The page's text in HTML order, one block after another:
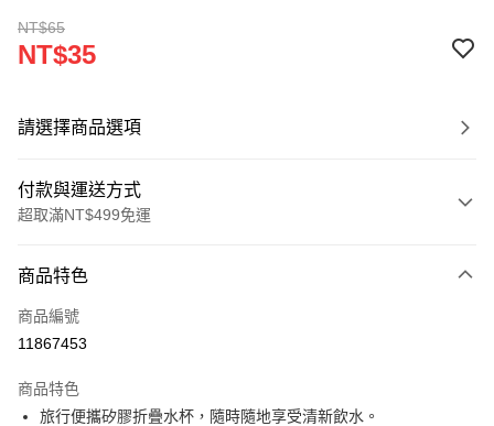
NT$65
NT$35
請選擇商品選項
付款與運送方式
超取滿NT$499免運
信用卡一次付款
超商取貨付款
Apple Pay
商品特色
商品編號
11867453
商品特色
旅行便攜矽膠折疊水杯，隨時隨地享受清新飲水。